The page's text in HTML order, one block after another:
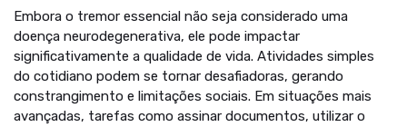
Embora o tremor essencial não seja considerado uma
doença neurodegenerativa, ele pode impactar
significativamente a qualidade de vida. Atividades simples
do cotidiano podem se tornar desafiadoras, gerando
constrangimento e limitações sociais. Em situações mais
avançadas, tarefas como assinar documentos, utilizar o